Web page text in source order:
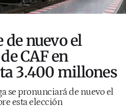
nuevo el
CAF en
3.400 millones
se pronunciará de nuevo el
esta elección